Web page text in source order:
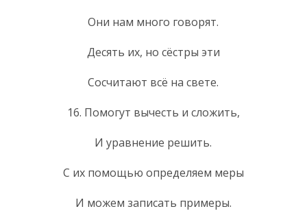
Они нам много говорят.
Десять их, но сёстры эти
Сосчитают всё на свете.
16. Помогут вычесть и сложить,
И уравнение решить.
С их помощью определяем меры
И можем записать примеры.